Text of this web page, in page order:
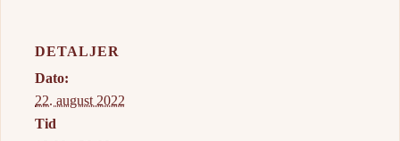
DETALJER
Dato:
22. august 2022
Tid